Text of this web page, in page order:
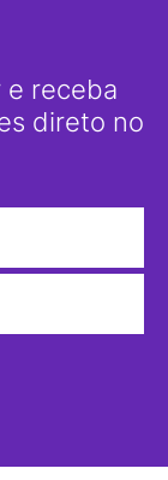
e receba
direto no